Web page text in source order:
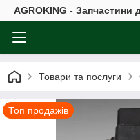
AGROKING - Запчастини
Товари та послуги
Топ продажів